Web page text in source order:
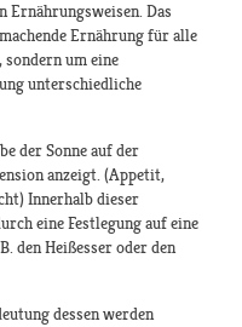
Ernährungsweisen. Das
Ernährung für alle
sondern um eine
unterschiedliche
der Sonne auf der
anzeigt. (Appetit,
Innerhalb dieser
eine Festlegung auf eine
den Heißesser oder den
dessen werden